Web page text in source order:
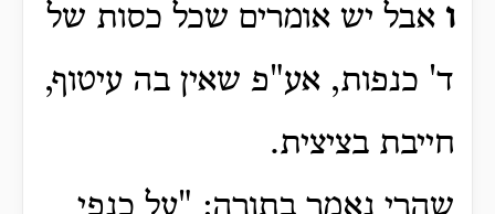
ו אבל יש אומרים שכל כסות של
ד' כנפות, אע"פ שאין בה עיטוף,
חייבת בציצית.